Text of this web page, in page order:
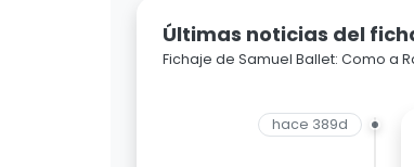
Últimas noticias del
Fichaje de Samuel Ballet: Como a
hace 389d